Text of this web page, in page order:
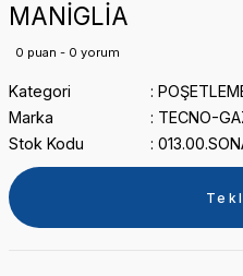
MANİGLİA
0 puan - 0 yorum
Kategori
Marka
TECNO-
Stok Kodu